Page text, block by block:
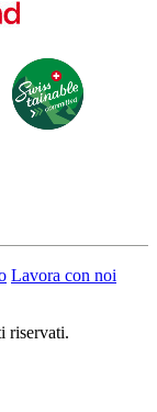
Lavora con noi
riservati.